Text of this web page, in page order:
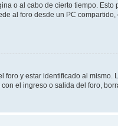
o al cabo de cierto tiempo. Esto
al foro desde un PC
y estar identificado al mismo.
el ingreso o salida del foro,